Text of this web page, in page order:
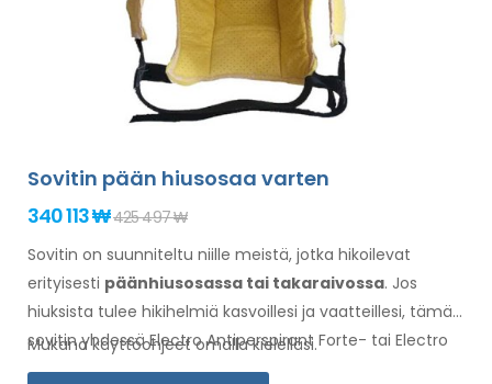
Sovitin pään hiusosaa varten
340 113 ₩425 497 ₩
Sovitin on suunniteltu niille meistä, jotka hikoilevat
erityisesti päänhiusosassa tai takaraivossa. Jos
hiuksista tulee hikihelmiä kasvoillesi ja vaatteillesi, tämä
sovitin yhdessä Electro Antiperspirant Forte- tai Electro
Antiperspirant ELITE -valmisteen kanssa on sinua varten.
Mukana käyttöohjeet omalla kielelläsi.